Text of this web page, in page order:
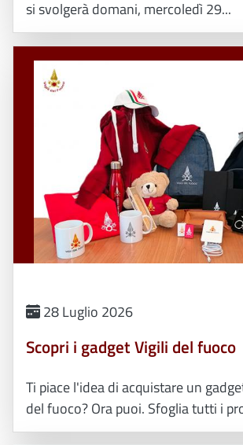
si svolgerà domani, mercoledì 29...
28 Luglio 2026
Scopri i gadget Vigili del fuoco
Ti piace l'idea di acquistare un
del fuoco? Ora puoi. Sfoglia tutti i